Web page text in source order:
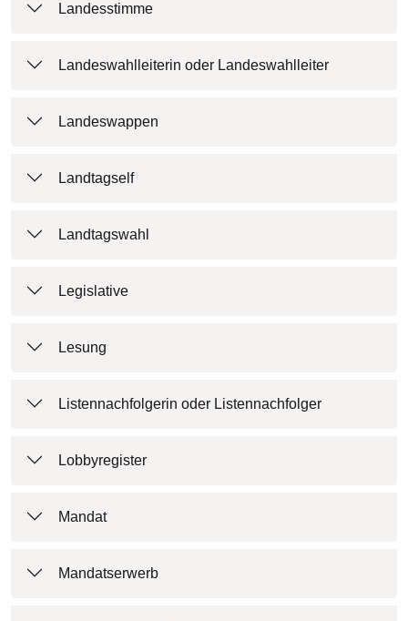
Landesstimme
Landeswahlleiterin oder Landeswahlleiter
Landeswappen
Landtagself
Landtagswahl
Legislative
Lesung
Listennachfolgerin oder Listennachfolger
Lobbyregister
Mandat
Mandatserwerb